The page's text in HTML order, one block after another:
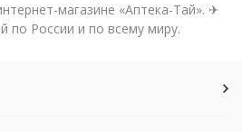
магазине «Аптека-Тай». ✈
по России и по всему миру.